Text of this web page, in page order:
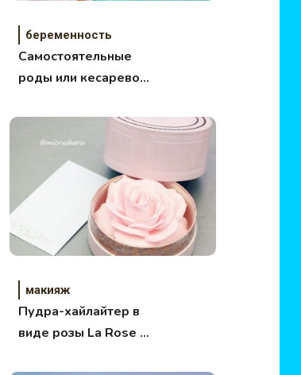
беременность
Самостоятельные
роды или кесарево
макияж
Пудра-хайлайтер в
виде розы La Rose à